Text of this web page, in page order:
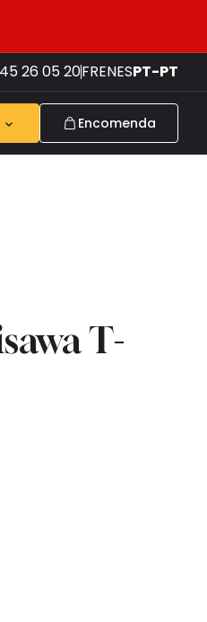
26 05 20FRENESPT-PT
Encomenda
T-